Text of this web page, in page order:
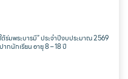
ต้ร่มพระบารมี” ประจำปีงบประมาณ 2569
กนักเรียน อายุ 8 – 18 ปี